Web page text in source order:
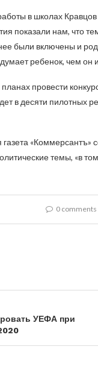
в школах
показали нам, что
были включены и
ребенок, чем он
провести
в десяти пилотных
«Коммерсантъ»
темы, «в том
0 comments
УЕФА при